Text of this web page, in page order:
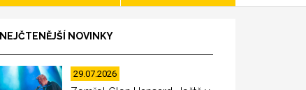
NEJČTENĚJŠÍ NOVINKY
29.07.2026